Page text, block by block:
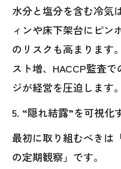
水分と塩分を含む冷気
ィンや床下架台にピン
のリスクも高まります
スト増、HACCP監査
ジが経営を圧迫します。
5. “隠れ結露”を可視化
最初に取り組むべきは
の定期観察」です。